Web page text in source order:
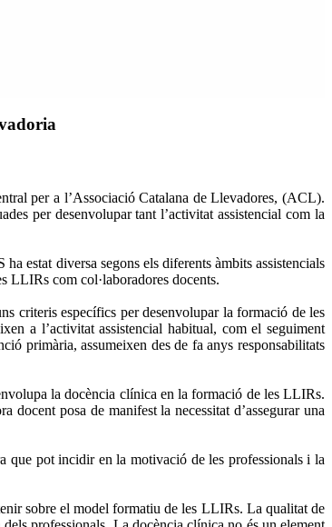
per a l’Associació Catalana de Llevadores, (ACL).
per desenvolupar tant l’activitat assistencial com la
estat diversa segons els diferents àmbits assistencials
LLIRs com col·laboradores docents.
criteris específics per desenvolupar la formació de les
a l’activitat assistencial habitual, com el seguiment
primària, assumeixen des de fa anys responsabilitats
la docència clínica en la formació de les LLIRs.
posa de manifest la necessitat d’assegurar una
que pot incidir en la motivació de les professionals i la
sobre el model formatiu de les LLIRs. La qualitat de